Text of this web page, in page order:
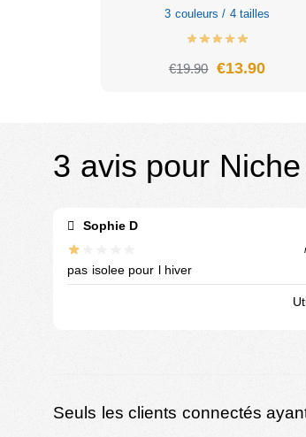
3 couleurs / 4 tailles
€19.90 €13.90
3 avis pour
Sophie D
pas isolee pour l hiver
Seuls les clients connectés